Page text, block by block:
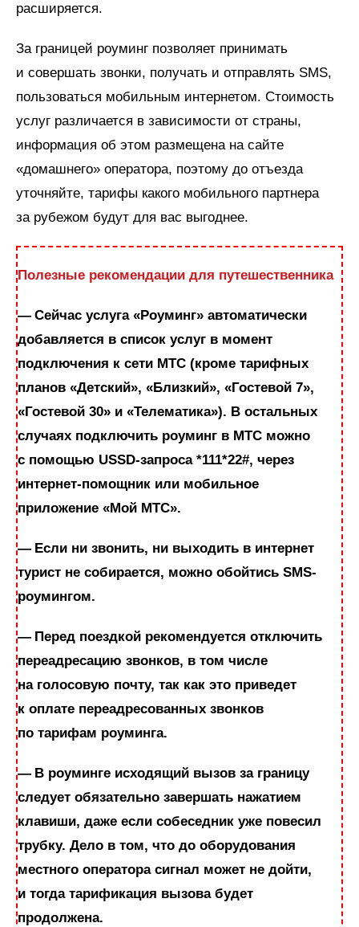
расширяется.
За границей роуминг позволяет принимать
и совершать звонки, получать и отправлять SMS,
пользоваться мобильным интернетом. Стоимость
услуг различается в зависимости от страны,
информация об этом размещена на сайте
«домашнего» оператора, поэтому до отъезда
уточняйте, тарифы какого мобильного партнера
за рубежом будут для вас выгоднее.
Полезные рекомендации для путешественника
— Сейчас услуга «Роуминг» автоматически
добавляется в список услуг в момент
подключения к сети МТС (кроме тарифных
планов «Детский», «Близкий», «Гостевой 7»,
«Гостевой 30» и «Телематика»). В остальных
случаях подключить роуминг в МТС можно
с помощью USSD-запроса *111*22#, через
интернет-помощник или мобильное
приложение «Мой МТС».
— Если ни звонить, ни выходить в интернет
турист не собирается, можно обойтись SMS-
роумингом.
— Перед поездкой рекомендуется отключить
переадресацию звонков, в том числе
на голосовую почту, так как это приведет
к оплате переадресованных звонков
по тарифам роуминга.
— В роуминге исходящий вызов за границу
следует обязательно завершать нажатием
клавиши, даже если собеседник уже повесил
трубку. Дело в том, что до оборудования
местного оператора сигнал может не дойти,
и тогда тарификация вызова будет
продолжена.